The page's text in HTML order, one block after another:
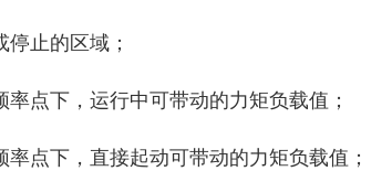
止的区域；
点下，运行中可带动的力矩负载值；
点下，直接起动可带动的力矩负载值；